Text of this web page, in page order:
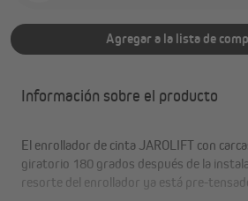
Agregar a la lista de
Información sobre el producto
El enrollador de cinta JAROLIFT con
giratorio 180 grados después de la
resorte del enrollador ya está pre-